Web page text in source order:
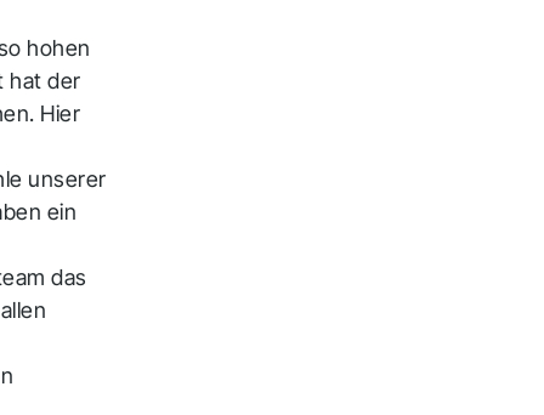
hohen
hat der
Hier
unserer
ein
das